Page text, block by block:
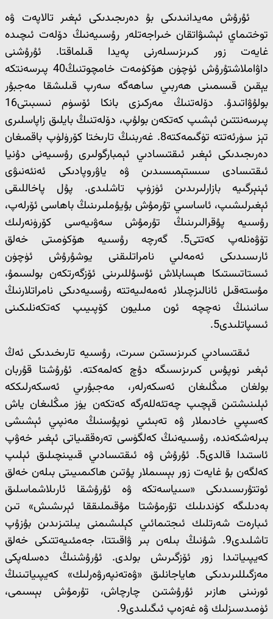
ئۇرۇش مەيدانىدىكى بۇ دەرىجىدىكى ئېغىر تالاپەت ۋە
توختىماي ئېشىۋاتقان خىراجەتلەر رۇسىيەنىڭ دۆلەت ئىچىدە
غايەت زور كىرىزىسلەرنى پەيدا قىلماقتا. ئۇرۇشنى
داۋاملاشتۇرۇش ئۈچۈن ھۆكۈمەت خامچوتنىڭ40 پىرسەنتكە
يېقىن قىسمىنى ھەربىي ساھەگە سەرپ قىلىشقا مەجبۇر
بولۇۋاتىدۇ. دۆلەتنىڭ مەركىزى بانكا ئۆسۈم نىسبىتى16
پىرسەنتتىن ئېشىپ كەتكەن بولۇپ، دۆلەتنىڭ بايلىق زاپاسلىرى
تېز سۈرئەتتە تۈگىمەكتە8. غەربنىڭ تارىختا كۆرۈلۈپ باقمىغان
دەرىجىدىكى ئېغىر ئىقتىسادىي ئېمبارگولىرى رۇسىيەنى دۇنيا
ئىقتىسادى سىستېمىسىدىن ۋە ياۋروپادىكى ئەنئەنىۋى
ئېنېرگىيە بازارلىرىدىن ئۈزۈپ تاشلىدى. پۇل پاخاللىقى
ئېغىرلىشىپ، ئاساسىي تۇرمۇش بۇيۇملىرىنىڭ باھاسى ئۆرلەپ،
رۇسىيە پۇقرالىرىنىڭ تۇرمۇش سەۋىيەسى كۆرۈنەرلىك
تۆۋەنلەپ كەتتى5. گەرچە رۇسىيە ھۆكۈمىتى خەلق
ئارىسىدىكى ئەمەلىي نامراتلىقنى يوشۇرۇش ئۈچۈن
ئىستاتىستىكا ھېسابلاش ئۇسۇللىرىنى ئۆزگەرتكەن بولسىمۇ،
مۇستەقىل ئانالىزچىلار ئەمەلىيەتتە رۇسىيەدىكى نامراتلارنىڭ
سانىنىڭ نەچچە ئون مىليون كۆپىيىپ كەتكەنلىكىنى
ئىسپاتلىدى5.
ئىقتىسادىي كىرىزىستىن سىرت، رۇسىيە تارىخىدىكى ئەڭ
ئېغىر نوپۇس كىرىزىسىگە دۇچ كەلمەكتە. ئۇرۇشتا قۇربان
بولغان مىڭلىغان ئەسكەرلەر، مەجبۇرىي ئەسكەرلىككە
ئېلىنىشتىن قېچىپ چەتئەللەرگە كەتكەن يۈز مىڭلىغان ياش
كەسپىي خادىملار ۋە تەبىئىي نوپۇسنىڭ مەنپىي ئېشىشى
بىرلەشكەندە، رۇسىيەنىڭ كەلگۈسى تەرەققىياتى ئېغىر خەۋپ
ئاستىدا قالدى5. ئۇرۇش ۋە ئىقتىسادىي قىيىنچىلىق ئېلىپ
كەلگەن بۇ غايەت زور بېسىملار پۇتىن ھاكىمىيىتى بىلەن خەلق
ئوتتۇرىسىدىكى «سىياسەتكە ۋە ئۇرۇشقا ئارىلاشماسلىق
بەدىلىگە كۈندىلىك تۇرمۇشتا مۇقىملىققا ئېرىشىش» تىن
ئىبارەت شەرتلىك ئىجتىمائىي كېلىشىمنى يىلتىزىدىن بۇزۇپ
تاشلىدى9. شۇنىڭ بىلەن بىر ۋاقىتتا، جەمئىيەتتىكى خەلق
كەيپىياتىدا زور ئۆزگىرىش بولدى. ئۇرۇشنىڭ دەسلەپكى
مەزگىللىرىدىكى ھاياجانلىق «ۋەتەنپەرۋەرلىك» كەيپىياتىنىڭ
ئورنىنى ھازىر ئۇرۇشتىن چارچاش، تۇرمۇش بېسىمى،
ئۈمىدسىزلىك ۋە غەزەپ ئىگىلىدى9.